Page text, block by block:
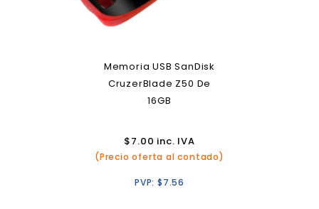
Memoria USB SanDisk
CruzerBlade Z50 De
16GB
$7.00 inc. IVA
(Precio oferta al contado)
PVP: $7.56